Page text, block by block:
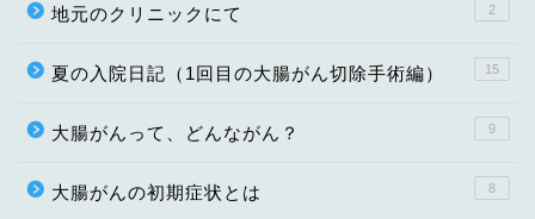
地元のクリニックにて 2
夏の入院日記（1回目の大腸がん切除手術編） 15
大腸がんって、どんながん？ 9
大腸がんの初期症状とは 8